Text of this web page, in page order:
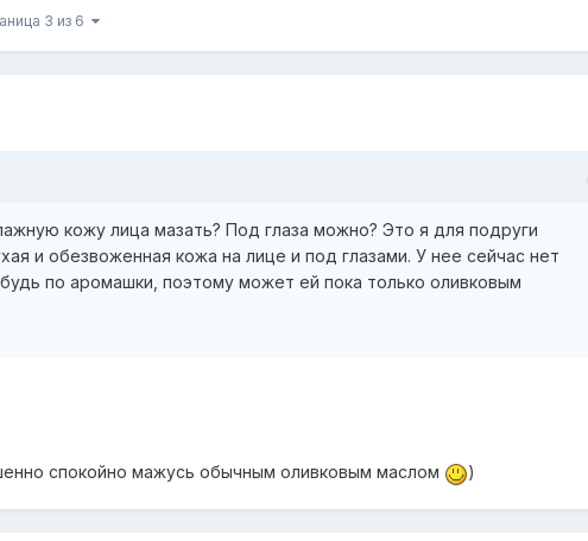
3 из 6
кожу лица мазать? Под глаза можно? Это я для подруги
и обезвоженная кожа на лице и под глазами. У нее сейчас нет
по аромашки, поэтому может ей пока только оливковым
спокойно мажусь обычным оливковым маслом )